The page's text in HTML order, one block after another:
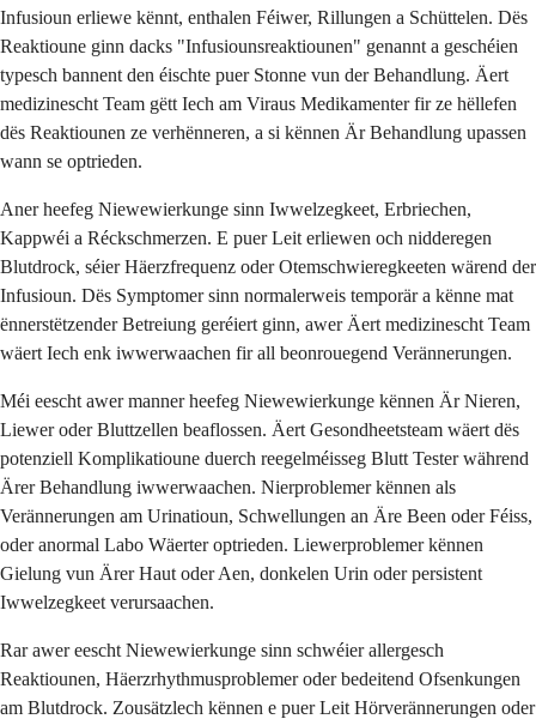
Infusioun erliewe kënnt, enthalen Féiwer, Rillungen a Schüttelen. Dës
Reaktioune ginn dacks "Infusiounsreaktiounen" genannt a geschéien
typesch bannent den éischte puer Stonne vun der Behandlung. Äert
medizinescht Team gëtt Iech am Viraus Medikamenter fir ze hëllefen
dës Reaktiounen ze verhënneren, a si kënnen Är Behandlung upassen
wann se optrieden.
Aner heefeg Niewewierkunge sinn Iwwelzegkeet, Erbriechen,
Kappwéi a Réckschmerzen. E puer Leit erliewen och nidderegen
Blutdrock, séier Häerzfrequenz oder Otemschwieregkeeten wärend der
Infusioun. Dës Symptomer sinn normalerweis temporär a kënne mat
ënnerstëtzender Betreiung geréiert ginn, awer Äert medizinescht Team
wäert Iech enk iwwerwaachen fir all beonrouegend Verännerungen.
Méi eescht awer manner heefeg Niewewierkunge kënnen Är Nieren,
Liewer oder Bluttzellen beaflossen. Äert Gesondheetsteam wäert dës
potenziell Komplikatioune duerch reegelméisseg Blutt Tester während
Ärer Behandlung iwwerwaachen. Nierproblemer kënnen als
Verännerungen am Urinatioun, Schwellungen an Äre Been oder Féiss,
oder anormal Labo Wäerter optrieden. Liewerproblemer kënnen
Gielung vun Ärer Haut oder Aen, donkelen Urin oder persistent
Iwwelzegkeet verursaachen.
Rar awer eescht Niewewierkunge sinn schwéier allergesch
Reaktiounen, Häerzrhythmusproblemer oder bedeitend Ofsenkungen
am Blutdrock. Zousätzlech kënnen e puer Leit Hörverännerungen oder